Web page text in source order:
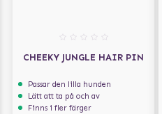
CHEEKY JUNGLE HAIR PIN
Passar den lilla hunden
Lätt att ta på och av
Finns i fler färger